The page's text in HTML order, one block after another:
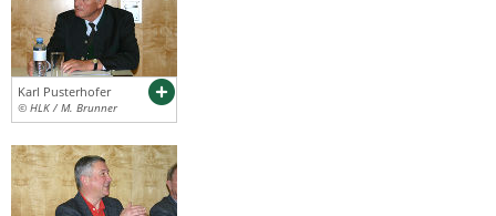
Karl Pusterhofer
© HLK / M. Brunner